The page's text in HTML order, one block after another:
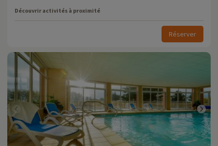
Découvrir activités à proximité
Réserver